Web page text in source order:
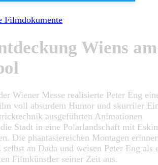
Filmdokumente
Wiens am
Wiener Messe realisierte Peter Eng
voll absurdem Humor und skurriler
ausgeführten Animationen
Stadt in eine Polarlandschaft mit
Die phantasiereichen Montagen
an Dada und weisen Peter Eng als
Filmkünstler seiner Zeit aus.